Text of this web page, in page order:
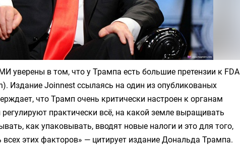
уверены в том, что у Трампа есть большие претензии к FDA
Издание Joinnest ссылаясь на один из опубликованых
что Трамп очень критически настроен к органам
регулируют практически всё, на какой земле выращивать
как упаковывать, вводят новые налоги и это для того,
этих факторов» — цитирует издание Дональда Трампа.